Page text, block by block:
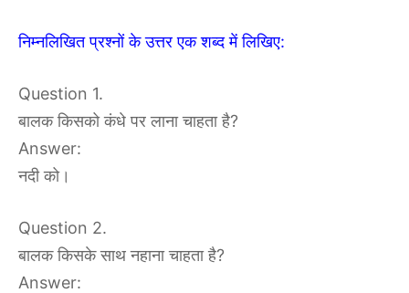
निम्नलिखित प्रश्नों के उत्तर एक शब्द में लिखिए:
Question 1.
बालक किसको कंधे पर लाना चाहता है?
Answer:
नदी को।
Question 2.
बालक किसके साथ नहाना चाहता है?
Answer: